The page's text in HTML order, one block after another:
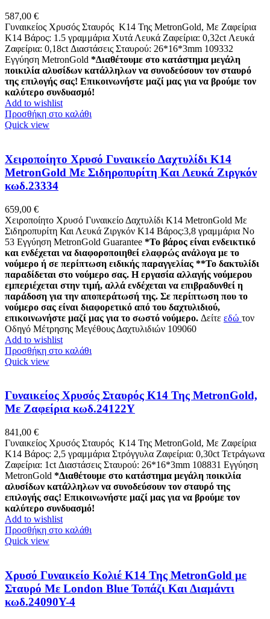
587,00 €
Γυναικείος Χρυσός Σταυρός Κ14 Της MetronGold, Με Ζαφείρια
K14 Βάρος: 1.5 γραμμάρια Χυτά Λευκά Ζαφείρια: 0,32ct Λευκά
Ζαφείρια: 0,18ct Διαστάσεις Σταυρού: 26*16*3mm 109332
Εγγύηση MetronGold *Διαθέτουμε στο κατάστημα μεγάλη
ποικιλία αλυσίδων κατάλληλων να συνοδεύσουν τον σταυρό
της επιλογής σας! Επικοινωνήστε μαζί μας για να βρούμε τον
καλύτερο συνδυασμό!
Add to wishlist
Προσθήκη στο καλάθι
Quick view
Χειροποίητο Χρυσό Γυναικείο Δαχτυλίδι Κ14
MetronGold Με Σιδηροπυρίτη Και Λευκά Ζιργκόν
κωδ.23334
659,00 €
Χειροποίητο Χρυσό Γυναικείο Δαχτυλίδι Κ14 MetronGold Με
Σιδηροπυρίτη Και Λευκά Ζιργκόν Κ14 Βάρος:3,8 γραμμάρια Νο
53 Εγγύηση MetronGold Guarantee *Το βάρος είναι ενδεικτικό
και ενδέχεται να διαφοροποιηθεί ελαφρώς ανάλογα με το
νούμερο ή σε περίπτωση ειδικής παραγγελίας **Το δακτυλίδι
παραδίδεται στο νούμερο σας. Η εργασία αλλαγής νούμερου
εμπεριέχεται στην τιμή, αλλά ενδέχεται να επιβραδυνθεί η
παράδοση για την αποπεράτωσή της. Σε περίπτωση που το
νούμερο σας είναι διαφορετικό από του δαχτυλιδιού,
επικοινωνήστε μαζί μας για το σωστό νούμερο. Δείτε εδώ τον
Οδηγό Μέτρησης Μεγέθους Δαχτυλιδιών 109060
Add to wishlist
Προσθήκη στο καλάθι
Quick view
Γυναικείος Χρυσός Σταυρός Κ14 Της MetronGold,
Με Ζαφείρια κωδ.24122Υ
841,00 €
Γυναικείος Χρυσός Σταυρός Κ14 Της MetronGold, Με Ζαφείρια
K14 Βάρος: 2,5 γραμμάρια Στρόγγυλα Ζαφείρια: 0,30ct Τετράγωνα
Ζαφείρια: 1ct Διαστάσεις Σταυρού: 26*16*3mm 108831 Εγγύηση
MetronGold *Διαθέτουμε στο κατάστημα μεγάλη ποικιλία
αλυσίδων κατάλληλων να συνοδεύσουν τον σταυρό της
επιλογής σας! Επικοινωνήστε μαζί μας για να βρούμε τον
καλύτερο συνδυασμό!
Add to wishlist
Προσθήκη στο καλάθι
Quick view
Χρυσό Γυναικείο Κολιέ Κ14 Της MetronGold με
Σταυρό Με London Blue Τοπάζι Και Διαμάντι
κωδ.24090Y-4